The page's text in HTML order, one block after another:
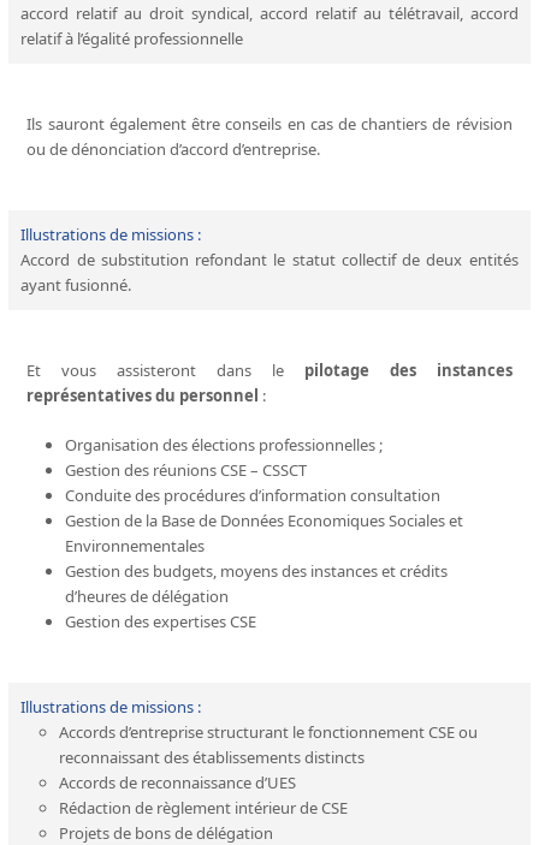
accord relatif au droit syndical, accord relatif au télétravail, accord
relatif à l’égalité professionnelle
Ils sauront également être conseils en cas de chantiers de révision
ou de dénonciation d’accord d’entreprise.
Illustrations de missions :
Accord de substitution refondant le statut collectif de deux entités
ayant fusionné.
Et vous assisteront dans le pilotage des instances
représentatives du personnel :
Organisation des élections professionnelles ;
Gestion des réunions CSE – CSSCT
Conduite des procédures d’information consultation
Gestion de la Base de Données Economiques Sociales et
Environnementales
Gestion des budgets, moyens des instances et crédits
d’heures de délégation
Gestion des expertises CSE
Illustrations de missions :
Accords d’entreprise structurant le fonctionnement CSE ou
reconnaissant des établissements distincts
Accords de reconnaissance d’UES
Rédaction de règlement intérieur de CSE
Projets de bons de délégation